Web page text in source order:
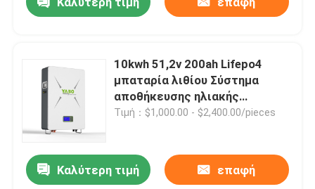
Σπίτι
10kwh 51,2v 200ah Lifepo4
μπαταρία λιθίου Σύστημα
αποθήκευσης ηλιακής
ενέργειας Deep Cycle Diy
Τιμή：$1,000.00 - $2,400.00/pieces
Καλύτερη τιμή επαφή